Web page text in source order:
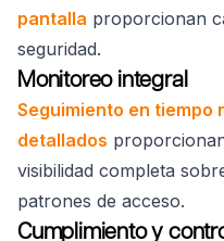
pantalla proporcionan
seguridad.
Monitoreo integral
Seguimiento en tiempo
detallados
visibilidad completa
patrones de acceso.
Cumplimiento y